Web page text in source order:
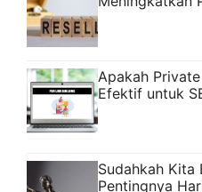
Apakah
Efektif untuk
Sudahkah Kita
Pentingnya